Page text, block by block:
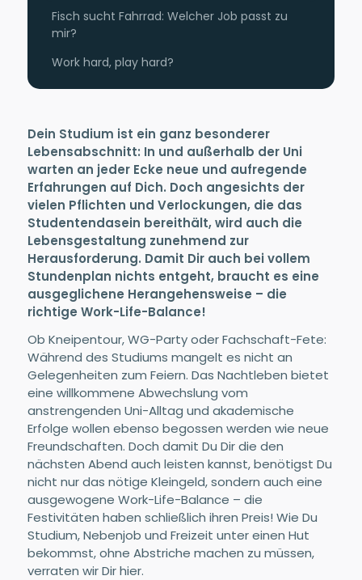
Fisch sucht Fahrrad: Welcher Job passt zu
mir?
Work hard, play hard?
Dein Studium ist ein ganz besonderer
Lebensabschnitt: In und außerhalb der Uni
warten an jeder Ecke neue und aufregende
Erfahrungen auf Dich. Doch angesichts der
vielen Pflichten und Verlockungen, die das
Studentendasein bereithält, wird auch die
Lebensgestaltung zunehmend zur
Herausforderung. Damit Dir auch bei vollem
Stundenplan nichts entgeht, braucht es eine
ausgeglichene Herangehensweise – die
richtige Work-Life-Balance!
Ob Kneipentour, WG-Party oder Fachschaft-Fete:
Während des Studiums mangelt es nicht an
Gelegenheiten zum Feiern. Das Nachtleben bietet
eine willkommene Abwechslung vom
anstrengenden Uni-Alltag und akademische
Erfolge wollen ebenso begossen werden wie neue
Freundschaften. Doch damit Du Dir die den
nächsten Abend auch leisten kannst, benötigst Du
nicht nur das nötige Kleingeld, sondern auch eine
ausgewogene Work-Life-Balance – die
Festivitäten haben schließlich ihren Preis! Wie Du
Studium, Nebenjob und Freizeit unter einen Hut
bekommst, ohne Abstriche machen zu müssen,
verraten wir Dir hier.